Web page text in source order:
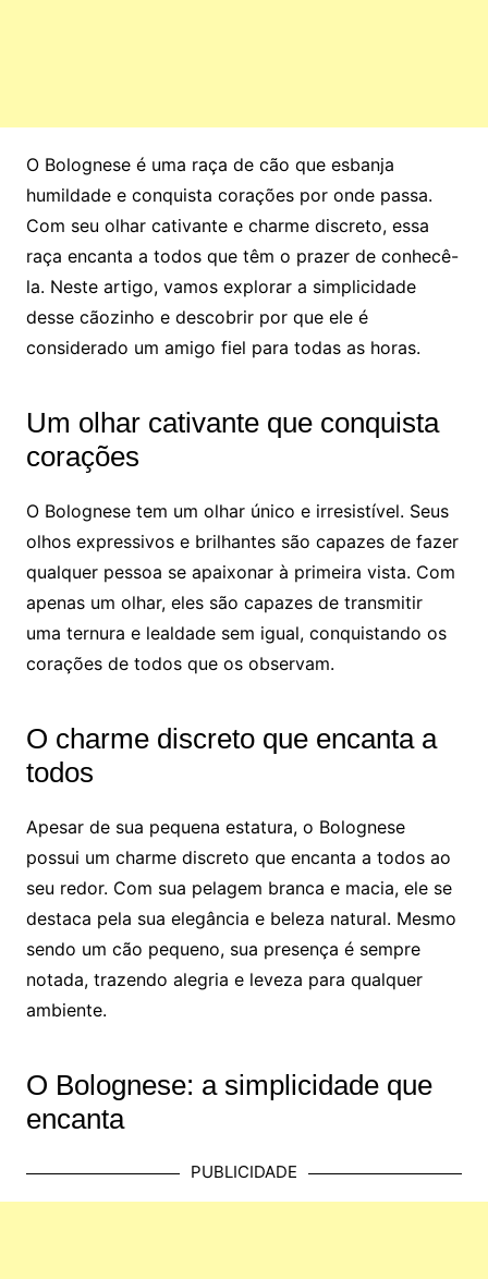
O Bolognese é uma raça de cão que esbanja
humildade e conquista corações por onde passa.
Com seu olhar cativante e charme discreto, essa
raça encanta a todos que têm o prazer de conhecê-
la. Neste artigo, vamos explorar a simplicidade
desse cãozinho e descobrir por que ele é
considerado um amigo fiel para todas as horas.
Um olhar cativante que conquista
corações
O Bolognese tem um olhar único e irresistível. Seus
olhos expressivos e brilhantes são capazes de fazer
qualquer pessoa se apaixonar à primeira vista. Com
apenas um olhar, eles são capazes de transmitir
uma ternura e lealdade sem igual, conquistando os
corações de todos que os observam.
O charme discreto que encanta a
todos
Apesar de sua pequena estatura, o Bolognese
possui um charme discreto que encanta a todos ao
seu redor. Com sua pelagem branca e macia, ele se
destaca pela sua elegância e beleza natural. Mesmo
sendo um cão pequeno, sua presença é sempre
notada, trazendo alegria e leveza para qualquer
ambiente.
O Bolognese: a simplicidade que
encanta
PUBLICIDADE